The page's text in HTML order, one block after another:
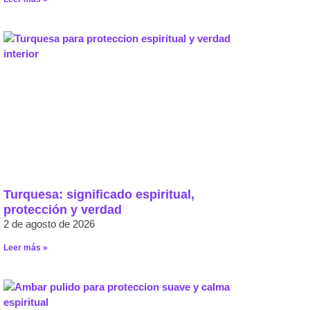
Turquesa: significado espiritual,
protección y verdad
2 de agosto de 2026
Leer más »